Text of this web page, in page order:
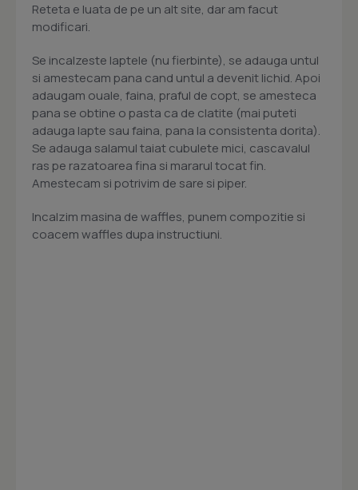
Reteta e luata de pe un alt site, dar am facut
modificari.
Se incalzeste laptele (nu fierbinte), se adauga untul
si amestecam pana cand untul a devenit lichid. Apoi
adaugam ouale, faina, praful de copt, se amesteca
pana se obtine o pasta ca de clatite (mai puteti
adauga lapte sau faina, pana la consistenta dorita).
Se adauga salamul taiat cubulete mici, cascavalul
ras pe razatoarea fina si mararul tocat fin.
Amestecam si potrivim de sare si piper.
Incalzim masina de waffles, punem compozitie si
coacem waffles dupa instructiuni.